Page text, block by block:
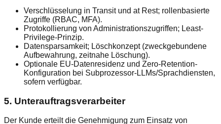
Verschlüsselung in Transit und at Rest; rollenbasierte
Zugriffe (RBAC, MFA).
Protokollierung von Administrationszugriffen; Least-
Privilege-Prinzip.
Datensparsamkeit; Löschkonzept (zweckgebundene
Aufbewahrung, zeitnahe Löschung).
Optionale EU-Datenresidenz und Zero-Retention-
Konfiguration bei Subprozessor-LLMs/Sprachdiensten,
sofern verfügbar.
5. Unterauftragsverarbeiter
Der Kunde erteilt die Genehmigung zum Einsatz von